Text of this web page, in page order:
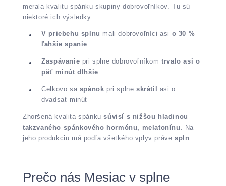
merala kvalitu spánku skupiny dobrovoľníkov. Tu sú
niektoré ich výsledky:
V priebehu splnu mali dobrovoľníci asi o 30 %
ľahšie spanie
Zaspávanie pri splne dobrovoľníkomtrvalo asi o
päť minút dlhšie
Celkovo sa spánok pri splne skrátil asi o
dvadsať minút
Zhoršená kvalita spánkusúvisí s nižšou hladinou
takzvaného spánkového hormónu, melatonínu
. Na
jeho produkciu má podľa všetkého vplyv právespln
Prečo nás Mesiac v splne